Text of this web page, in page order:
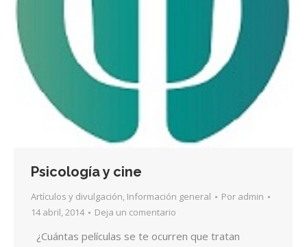
Psicología y cine
Artículos y divulgación, Información general Por admin
14 abril, 2014
Deja un comentario
¿Cuántas películas se te ocurren que tratan